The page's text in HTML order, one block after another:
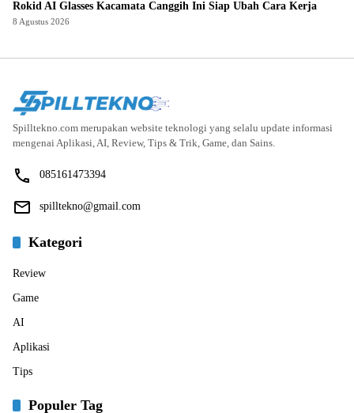
Rokid AI Glasses Kacamata Canggih Ini Siap Ubah Cara Kerja
8 Agustus 2026
Spilltekno.com merupakan website teknologi yang selalu update informasi
mengenai Aplikasi, AI, Review, Tips & Trik, Game, dan Sains.
085161473394
spilltekno@gmail.com
Kategori
Review
Game
AI
Aplikasi
Tips
Populer Tag